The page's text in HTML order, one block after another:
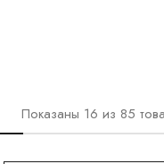
Показаны 16 из 85